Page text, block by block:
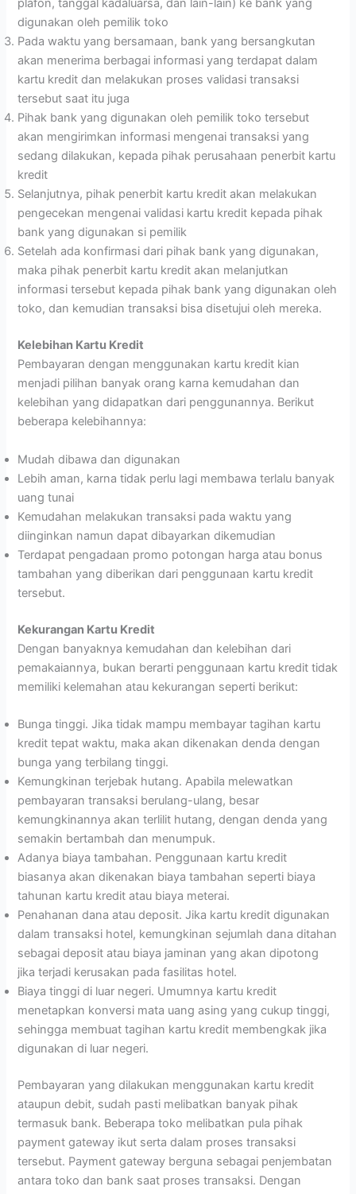
plafon, tanggal kadaluarsa, dan lain-lain) ke bank yang
digunakan oleh pemilik toko
Pada waktu yang bersamaan, bank yang bersangkutan
akan menerima berbagai informasi yang terdapat dalam
kartu kredit dan melakukan proses validasi transaksi
tersebut saat itu juga
Pihak bank yang digunakan oleh pemilik toko tersebut
akan mengirimkan informasi mengenai transaksi yang
sedang dilakukan, kepada pihak perusahaan penerbit kartu
kredit
Selanjutnya, pihak penerbit kartu kredit akan melakukan
pengecekan mengenai validasi kartu kredit kepada pihak
bank yang digunakan si pemilik
Setelah ada konfirmasi dari pihak bank yang digunakan,
maka pihak penerbit kartu kredit akan melanjutkan
informasi tersebut kepada pihak bank yang digunakan oleh
toko, dan kemudian transaksi bisa disetujui oleh mereka.
Kelebihan Kartu Kredit
Pembayaran dengan menggunakan kartu kredit kian
menjadi pilihan banyak orang karna kemudahan dan
kelebihan yang didapatkan dari penggunannya. Berikut
beberapa kelebihannya:
Mudah dibawa dan digunakan
Lebih aman, karna tidak perlu lagi membawa terlalu banyak
uang tunai
Kemudahan melakukan transaksi pada waktu yang
diinginkan namun dapat dibayarkan dikemudian
Terdapat pengadaan promo potongan harga atau bonus
tambahan yang diberikan dari penggunaan kartu kredit
tersebut.
Kekurangan Kartu Kredit
Dengan banyaknya kemudahan dan kelebihan dari
pemakaiannya, bukan berarti penggunaan kartu kredit tidak
memiliki kelemahan atau kekurangan seperti berikut:
Bunga tinggi. Jika tidak mampu membayar tagihan kartu
kredit tepat waktu, maka akan dikenakan denda dengan
bunga yang terbilang tinggi.
Kemungkinan terjebak hutang. Apabila melewatkan
pembayaran transaksi berulang-ulang, besar
kemungkinannya akan terlilit hutang, dengan denda yang
semakin bertambah dan menumpuk.
Adanya biaya tambahan. Penggunaan kartu kredit
biasanya akan dikenakan biaya tambahan seperti biaya
tahunan kartu kredit atau biaya meterai.
Penahanan dana atau deposit. Jika kartu kredit digunakan
dalam transaksi hotel, kemungkinan sejumlah dana ditahan
sebagai deposit atau biaya jaminan yang akan dipotong
jika terjadi kerusakan pada fasilitas hotel.
Biaya tinggi di luar negeri. Umumnya kartu kredit
menetapkan konversi mata uang asing yang cukup tinggi,
sehingga membuat tagihan kartu kredit membengkak jika
digunakan di luar negeri.
Pembayaran yang dilakukan menggunakan kartu kredit
ataupun debit, sudah pasti melibatkan banyak pihak
termasuk bank. Beberapa toko melibatkan pula pihak
payment gateway ikut serta dalam proses transaksi
tersebut. Payment gateway berguna sebagai penjembatan
antara toko dan bank saat proses transaksi. Dengan